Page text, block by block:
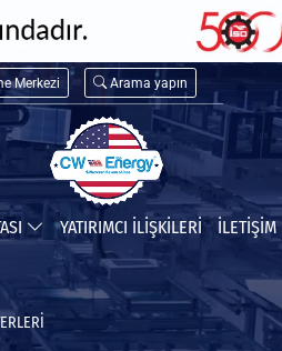
Merkezi Arama yapın
YATIRIMCI İLİŞKİLERİ İLETİŞİM